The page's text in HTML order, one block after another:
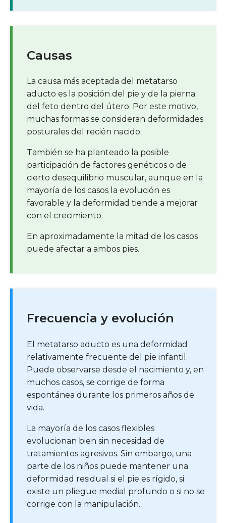
Causas
La causa más aceptada del metatarso
aducto es la posición del pie y de la pierna
del feto dentro del útero. Por este motivo,
muchas formas se consideran deformidades
posturales del recién nacido.
También se ha planteado la posible
participación de factores genéticos o de
cierto desequilibrio muscular, aunque en la
mayoría de los casos la evolución es
favorable y la deformidad tiende a mejorar
con el crecimiento.
En aproximadamente la mitad de los casos
puede afectar a ambos pies.
Frecuencia y evolución
El metatarso aducto es una deformidad
relativamente frecuente del pie infantil.
Puede observarse desde el nacimiento y, en
muchos casos, se corrige de forma
espontánea durante los primeros años de
vida.
La mayoría de los casos flexibles
evolucionan bien sin necesidad de
tratamientos agresivos. Sin embargo, una
parte de los niños puede mantener una
deformidad residual si el pie es rígido, si
existe un pliegue medial profundo o si no se
corrige con la manipulación.